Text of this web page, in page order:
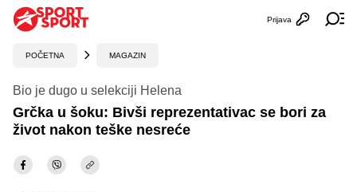
Otvori
Prijava
POČETNA MAGAZIN
Bio je dugo u selekciji Helena
Grčka u šoku: Bivši reprezentativac se bori za
život nakon teške nesreće